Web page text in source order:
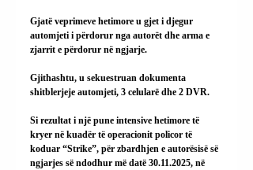
Gjatë veprimeve hetimore u gjet i djegur
automjeti i përdorur nga autorët dhe arma e
zjarrit e përdorur në ngjarje.
Gjithashtu, u sekuestruan dokumenta
shitblerjeje automjeti, 3 celularë dhe 2 DVR.
Si rezultat i një pune intensive hetimore të
kryer në kuadër të operacionit policor të
koduar “Strike”, për zbardhjen e autorësisë së
ngjarjes së ndodhur më datë 30.11.2025, në